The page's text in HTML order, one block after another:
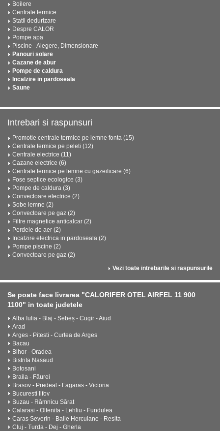
Boilere
Centrale termice
Statii dedurizare
Despre CALOR
Pompe apa
Piscine - Alegere, Dimensionare
Panouri solare
Cazane de abur
Pompe de caldura
Incalzire in pardoseala
Saune
Intrebari si raspunsuri
Promotie centrale termice pe lemne fonta (15)
Centrale termice pe peleti (12)
Centrale electrice (11)
Cazane electrice (6)
Centrale termice pe lemne cu gazeificare (6)
Fose septice ecologice (3)
Pompe de caldura (3)
Convectoare electrice (2)
Sobe lemne (2)
Convectoare pe gaz (2)
Filtre magnetice anticalcar (2)
Perdele de aer (2)
Incalzire electrica in pardoseala (2)
Pompe piscine (2)
Convectoare pe gaz (2)
Vezi toate intrebarile si raspunsurile
Se poate face livrarea "CALORIFER OTEL AIRFEL 11 900
1100" in toate judetele
Alba Iulia - Blaj - Sebeș - Cugir - Aiud
Arad
Arges - Pitesti - Curtea de Arges
Bacau
Bihor - Oradea
Bistrita Nasaud
Botosani
Braila - Făurei
Brasov - Predeal - Fagaras - Victoria
Bucuresti Ilfov
Buzau - Râmnicu Sărat
Calarasi - Oltenita - Lehliu - Fundulea
Caras Severin - Baile Herculane - Resita
Cluj - Turda - Dej - Gherla